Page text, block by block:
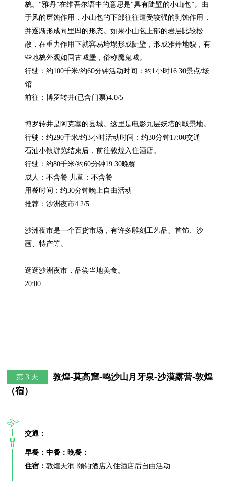
貌。“雅丹”在维吾尔语中的意思是“具有陡壁的小山包”。由
于风的磨蚀作用，小山包的下部往往遭受较强的剥蚀作用，
并逐渐形成向里凹的形态。如果小山包上部的岩层比较松
散，在重力作用下就容易垮塌形成陡壁，形成雅丹地貌，有
些地貌外观如同古城堡，俗称魔鬼城。
行驶：约100千米/约60分钟活动时间：约1小时16:30景点/场
馆
前往：博罗转井(已含门票)4.0/5
博罗转井是阿克塞的县城。这里是电影九层妖塔的取景地。
行驶：约290千米/约3小时活动时间：约30分钟17:00交通
石油小镇游览结束后，前往敦煌入住酒店。
行驶：约80千米/约60分钟19:30晚餐
成人：不含餐 儿童：不含餐
用餐时间：约30分钟晚上自由活动
推荐：沙洲夜市4.2/5
沙洲夜市是一个百货市场，有许多雕刻工艺品、首饰、沙
画、特产等。
逛逛沙洲夜市，品尝当地美食。
20:00
第 3 天
敦煌-莫高窟-鸣沙山月牙泉-沙漠露营-敦煌
（宿）
交通：
早餐：中餐：晚餐：
住宿：敦煌天润·颐铂酒店入住酒店后自由活动